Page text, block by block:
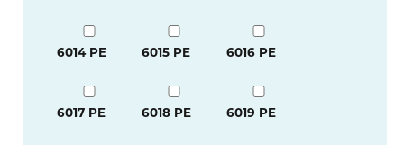
6014 PE 6015 PE 6016 PE
6017 PE 6018 PE 6019 PE